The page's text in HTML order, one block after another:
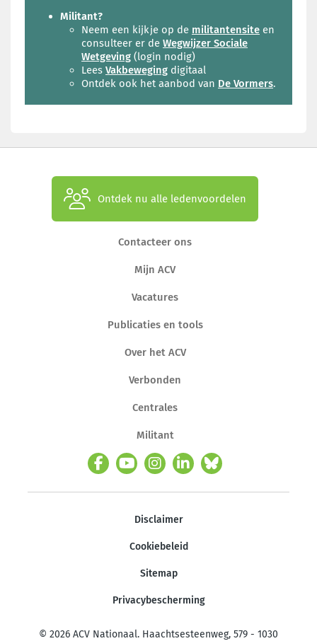
Militant?
Neem een kijkje op de militantensite en
consulteer er de Wegwijzer Sociale
Wetgeving (login nodig)
Lees Vakbeweging digitaal
Ontdek ook het aanbod van De Vormers.
Ontdek nu alle ledenvoordelen
Contacteer ons
Mijn ACV
Vacatures
Publicaties en tools
Over het ACV
Verbonden
Centrales
Militant
Disclaimer
Cookiebeleid
Sitemap
Privacybescherming
© 2026 ACV Nationaal. Haachtsesteenweg, 579 - 1030